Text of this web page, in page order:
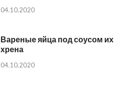
04.10.2020
Вареные яйца под соусом их
хрена
04.10.2020